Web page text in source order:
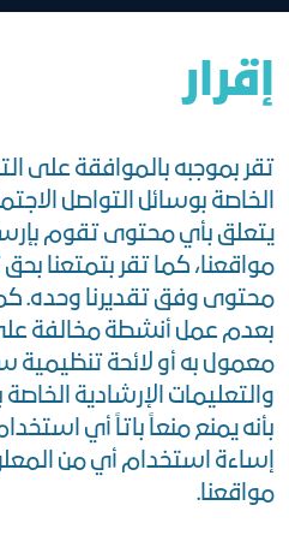
إقرار
تقر بموجبه بالموافقة على
الخاصة بوسائل التواصل
يتعلق بأي محتوى تقوم
مواقعنا، كما تقر بتمتعنا
محتوى وفق تقديرنا وحده.
بعدم عمل أنشطة مخالفة
معمول به أو لائحة تنظيمية
والتعليمات الإرشادية
بأنه يمنع منعاً باتاً أي
إساءة استخدام أي من
مواقعنا.